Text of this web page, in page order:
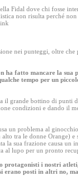
Fidal dove chi fosse
non risulta perché
nei punteggi, oltre
ha fatto mancare la sua
tempo per un
il grande bottino di punti
condizioni e dando il
un problema al
tra le donne Orange) e
la sua frazione causa un
al lupo per un pronto
protagonisti i nostri
erano posti in altri no,